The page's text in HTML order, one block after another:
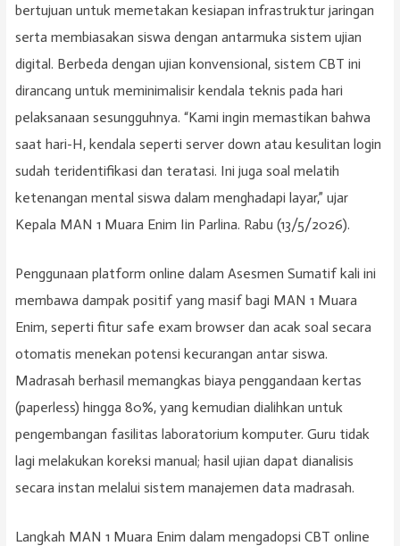
bertujuan untuk memetakan kesiapan infrastruktur jaringan
serta membiasakan siswa dengan antarmuka sistem ujian
digital. Berbeda dengan ujian konvensional, sistem CBT ini
dirancang untuk meminimalisir kendala teknis pada hari
pelaksanaan sesungguhnya. “Kami ingin memastikan bahwa
saat hari-H, kendala seperti server down atau kesulitan login
sudah teridentifikasi dan teratasi. Ini juga soal melatih
ketenangan mental siswa dalam menghadapi layar,” ujar
Kepala MAN 1 Muara Enim Iin Parlina. Rabu (13/5/2026).
Penggunaan platform online dalam Asesmen Sumatif kali ini
membawa dampak positif yang masif bagi MAN 1 Muara
Enim, seperti fitur safe exam browser dan acak soal secara
otomatis menekan potensi kecurangan antar siswa.
Madrasah berhasil memangkas biaya penggandaan kertas
(paperless) hingga 80%, yang kemudian dialihkan untuk
pengembangan fasilitas laboratorium komputer. Guru tidak
lagi melakukan koreksi manual; hasil ujian dapat dianalisis
secara instan melalui sistem manajemen data madrasah.
Langkah MAN 1 Muara Enim dalam mengadopsi CBT online